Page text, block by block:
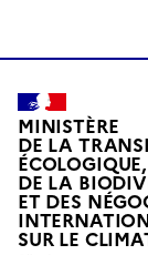
MINISTÈRE
DE LA
ÉCOLOGIQUE,
DE LA
ET DES
SUR LE